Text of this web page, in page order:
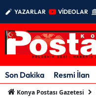
YAZARLAR VİDEOLAR
Son Dakika Resmi İlan
Konya Postası Gazetesi